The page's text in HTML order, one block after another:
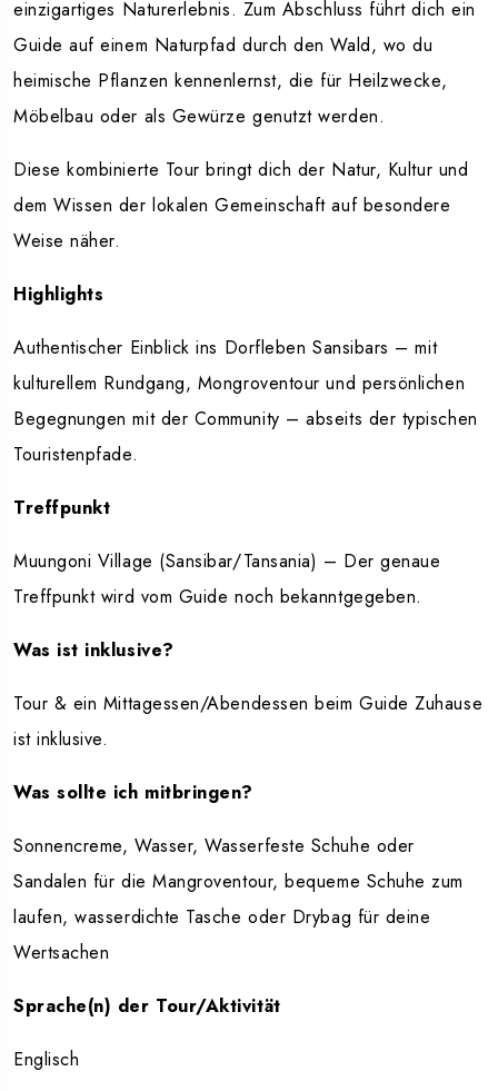
einzigartiges Naturerlebnis. Zum Abschluss führt dich ein
Guide auf einem Naturpfad durch den Wald, wo du
heimische Pflanzen kennenlernst, die für Heilzwecke,
Möbelbau oder als Gewürze genutzt werden.
Diese kombinierte Tour bringt dich der Natur, Kultur und
dem Wissen der lokalen Gemeinschaft auf besondere
Weise näher.
Highlights
Authentischer Einblick ins Dorfleben Sansibars – mit
kulturellem Rundgang, Mongroventour und persönlichen
Begegnungen mit der Community – abseits der typischen
Touristenpfade.
Treffpunkt
Muungoni Village (Sansibar/Tansania) – Der genaue
Treffpunkt wird vom Guide noch bekanntgegeben.
Was ist inklusive?
Tour & ein Mittagessen/Abendessen beim Guide Zuhause
ist inklusive.
Was sollte ich mitbringen?
Sonnencreme, Wasser, Wasserfeste Schuhe oder
Sandalen für die Mangroventour, bequeme Schuhe zum
laufen, wasserdichte Tasche oder Drybag für deine
Wertsachen
Sprache(n) der Tour/Aktivität
Englisch